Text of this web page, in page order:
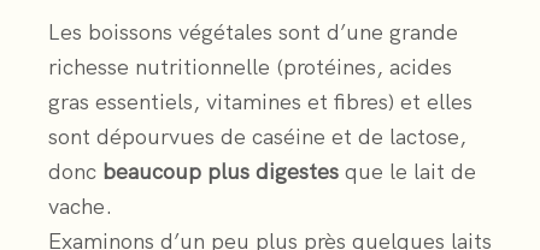
Les boissons végétales sont d’une grande
richesse nutritionnelle (protéines, acides
gras essentiels, vitamines et fibres) et elles
sont dépourvues de caséine et de lactose,
donc beaucoup plus digestes que le lait de
vache.
Examinons d’un peu plus près quelques laits